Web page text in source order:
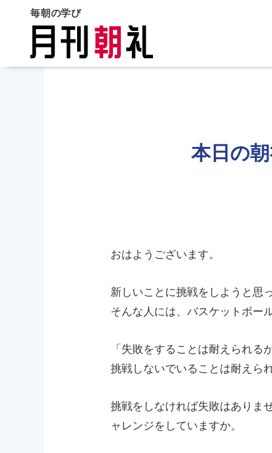
毎朝の学び
本日の
おはようございます。
新しいことに挑戦をしようと思
そんな人には、バスケットボー
「失敗をすることは耐えられる
挑戦しないでいることは耐えら
挑戦をしなければ失敗はありま
ャレンジをしていますか。